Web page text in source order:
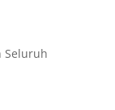
Seluruh